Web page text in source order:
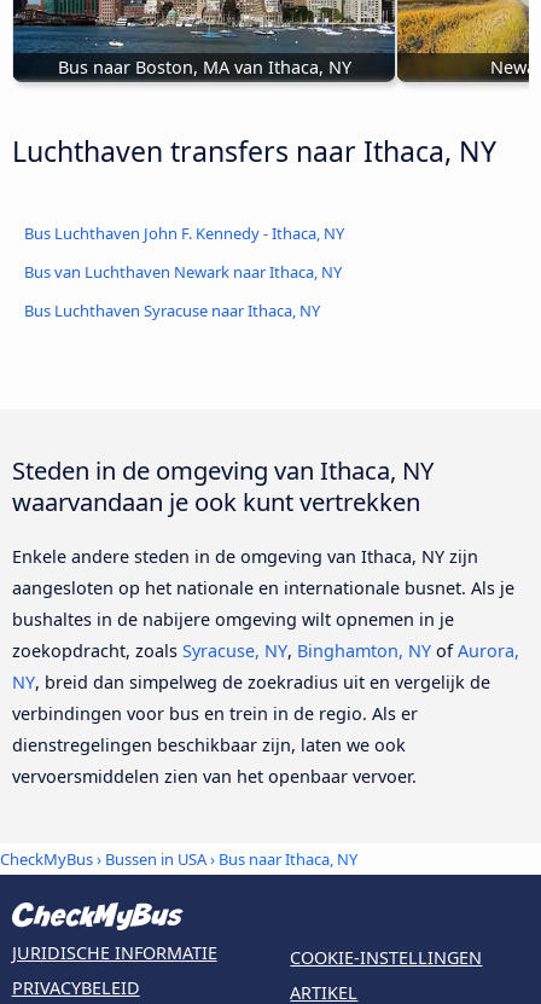
Bus naar Boston, MA van Ithaca, NY
Luchthaven transfers naar Ithaca, NY
Bus Luchthaven John F. Kennedy - Ithaca, NY
Bus van Luchthaven Newark naar Ithaca, NY
Bus Luchthaven Syracuse naar Ithaca, NY
Steden in de omgeving van Ithaca, NY
waarvandaan je ook kunt vertrekken
Enkele andere steden in de omgeving van Ithaca, NY zijn
aangesloten op het nationale en internationale busnet. Als je
bushaltes in de nabijere omgeving wilt opnemen in je
zoekopdracht, zoals Syracuse, NY, Binghamton, NY ofAurora,
NY, breid dan simpelweg de zoekradius uit en vergelijk de
verbindingen voor bus en trein in de regio. Als er
dienstregelingen beschikbaar zijn, laten we ook
vervoersmiddelen zien van het openbaar vervoer.
CheckMyBus› Bussen in USA› Bus naar Ithaca, NY
JURIDISCHE INFORMATIE
PRIVACYBELEID
COOKIE-INSTELLINGEN
ARTIKEL